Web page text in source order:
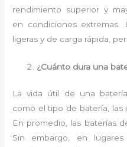
rendimiento superior y
en condiciones
ligeras y de carga rápida,
¿Cuánto dura una
La vida útil de una
como el tipo de batería, las
En promedio, las baterías
Sin embargo, en